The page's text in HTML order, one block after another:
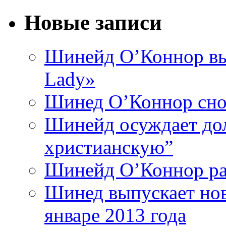
Новые записи
Шинейд О’Коннор
Lady»
Шинед О’Коннор
Шинейд осуждает
христианскую”
Шинейд О’Коннор
Шинед выпускает
январе 2013 года